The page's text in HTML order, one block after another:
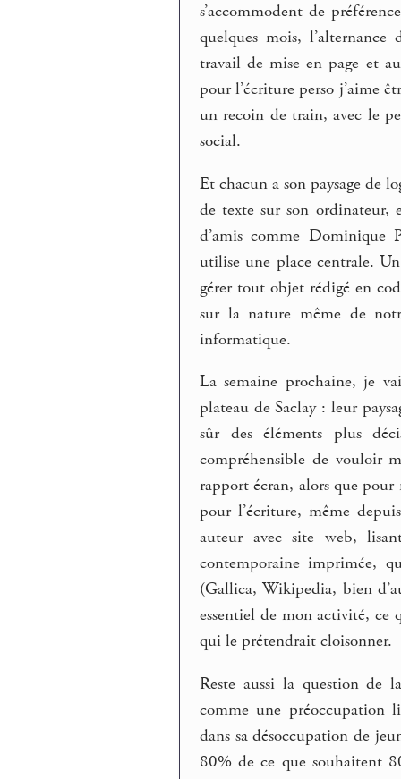
s’accommodent de
quelques mois,
travail de mise en page et
pour l’écriture perso j’aime
un recoin de train, avec le
social.
Et chacun a son paysage de
de texte sur son ordinateur,
d’amis comme
utilise une place centrale.
gérer tout objet rédigé en
sur la nature même de
informatique.
La semaine prochaine, je
plateau de Saclay : leur
sûr des éléments plus
compréhensible de vouloir
rapport écran, alors que pour
pour l’écriture, même
auteur avec site web,
contemporaine imprimée,
(Gallica, Wikipedia, bien
essentiel de mon activité, ce
qui le prétendrait cloisonner.
Reste aussi la question de
comme une préoccupation
dans sa désoccupation de
80% de ce que souhaitent